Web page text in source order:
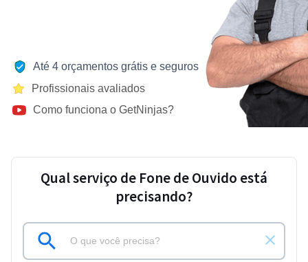
Até 4 orçamentos grátis e seguros
Profissionais avaliados
Como funciona o GetNinjas?
Qual serviço de Fone de Ouvido está
precisando?